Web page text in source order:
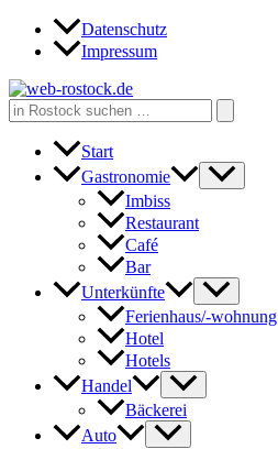
Zum
Inhalt
Datenschutz
Impressum
Search
for:
Start
Gastronomie
Imbiss
Restaurant
Café
Bar
Unterkünfte
Ferienhaus/-wohnung
Hotel
Hotels
Handel
Bäckerei
Auto